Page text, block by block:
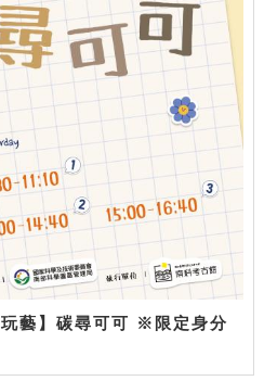
玩藝】碳尋可可 ※限定身分